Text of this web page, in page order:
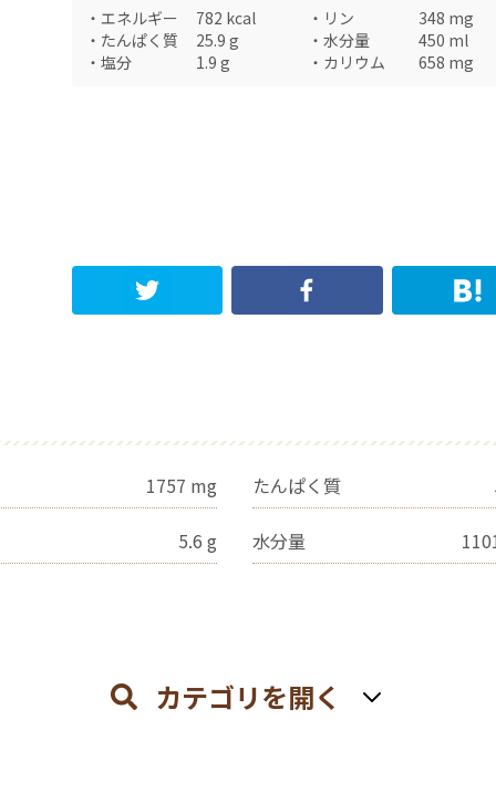
・ エネルギー 782 kcal ・ リン 348 mg
・ たんぱく質 25.9 g ・ 水分量 450 ml
・ 塩分 1.9 g ・ カリウム 658 mg
1757 mg たんぱく質
5.6 g 水分量
カテゴリを開く